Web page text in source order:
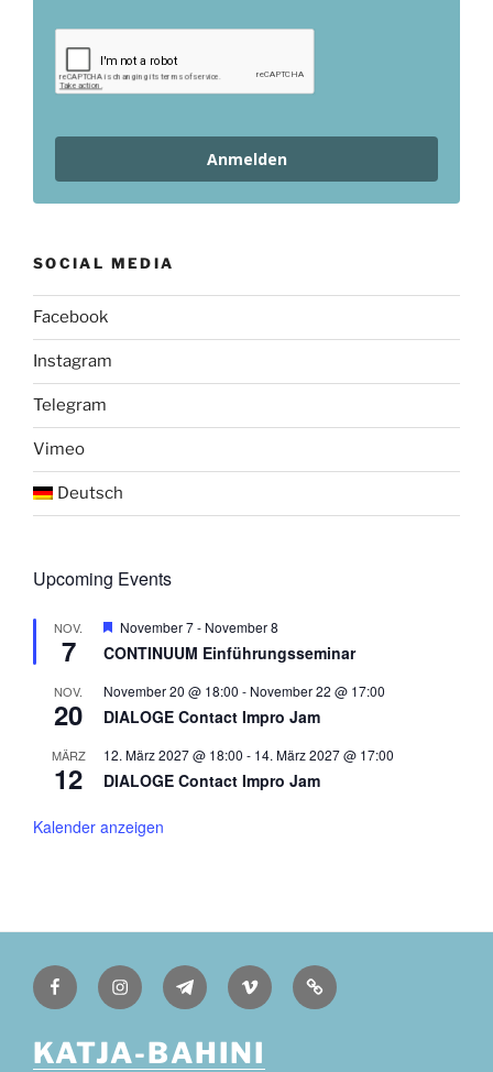
Anmelden
SOCIAL MEDIA
Facebook
Instagram
Telegram
Vimeo
Deutsch
Upcoming Events
NOV.
7
H
e
r
o
r
e
h
o
n
November 7- November 8
CONTINUUM Einführungsseminar
NOV.
20
November 20 @ 18:00 - November 22 @ 17:00
DIALOGE Contact Impro Jam
MÄRZ
12
12. März 2027 @ 18:00 - 14. März 2027 @ 17:00
DIALOGE Contact Impro Jam
Kalender anzeigen
FacebookInstagramTelegramVimeo Deutsch
KATJA-BAHINI